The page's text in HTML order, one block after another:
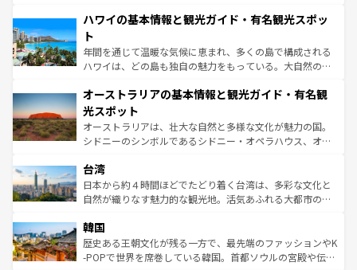
着のスイス情報はコンテンツ一覧を参照してほしい。
のような巨大都市は、観光、ショッピング、エンターテイ
ンメントが詰まった刺激的なスポットだ。一方、アメリカ
西部には大自然が広がり、グランドキャニオンやイエロー
ストーン国立公園といった絶景が堪能できる。さらに、南
文化が魅力。旅行者はアメリカの各地域で異なる魅力を楽
しみながら、その多様性と豊かな歴史を感じることができ
るだろう。車でのロードトリップや列車の旅も、アメリカ
ならではの贅沢な旅のスタイルだ。 なお、新着のアメリカ
情報は コンテンツ一覧 を参照してほしい。
ハワイの基本情報と観光ガイド・有名観光スポッ
ト
年間を通じて温暖な気候に恵まれ、多くの島で構成される
ハワイは、どの島も独自の魅力をもっている。大自然の神
ワイ島は見逃せない。また、定番の観光地といえばオアフ
島だが、静かな自然を求めるならマウイ島やカウアイ島が
おすすめ。エメラルドグリーンに輝く海をはじめ、豊かな
文化や歴史が息づいている。「アロハスピリット」と呼ば
人々、おいしいローカルフードやハワイアンミュージッ
ク、伝統的なフラダンスなど、すべてがハワイの魅力を彩
っている。訪れるたびに新しい発見と感動が待っているハ
はコンテンツ一覧
オーストラリアの基本情報と観光ガイド・有名観
光スポット
オーストラリアは、壮大な自然と多様な文化が魅力の国。
シドニーのシンボルであるシドニー・オペラハウス、オー
リアリーフや大陸中央部にそびえるウルル（エアーズロッ
ク）、タスマニアの美しい原生林やケアンズの熱帯雨林な
ど、見どころがたくさん。また、カフェやワイン、オージ
いる。アクティビティも充実しており、サーフィンやダイ
ビング、ハイキングなど、アウトドア好きにはたまらな
い。オーストラリアの多彩な魅力を存分に味わいつくそ
台湾
日本から約４時間ほどでたどり着く台湾は、多彩な文化と
自然が織りなす魅力的な観光地。活気あふれる大都市の台
ン）、静ひつな山岳地帯である台湾東部など、都市の喧騒
と山間の静けさが共存しており、訪れる人に新しい発見と
驚きをもたらしてくれる。また、奥深い台湾の食文化も魅
韓国
歴史ある王朝文化が残る一方で、最先端のファッションやK
-POPで世界を席巻している韓国。首都ソウルの宮殿や伝統